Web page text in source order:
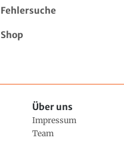
Fehlersuche
Shop
Über uns
Impressum
Team